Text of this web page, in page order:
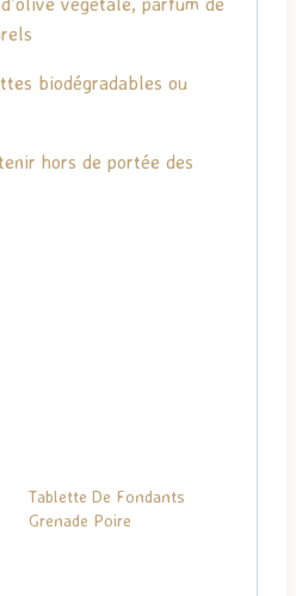
biodégradables ou
hors de portée des
Tablette De Fondants
Grenade Poire